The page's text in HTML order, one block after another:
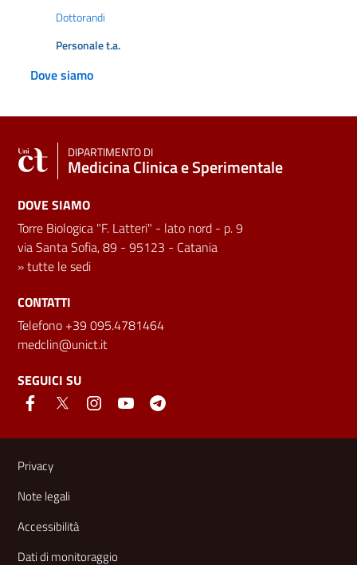
Dottorandi
Personale t.a.
Dove siamo
DIPARTIMENTO DI
Medicina Clinica e Sperimentale
DOVE SIAMO
Torre Biologica "F. Latteri" - lato nord - p. 9
via Santa Sofia, 89 - 95123 - Catania
»tutte le sedi
CONTATTI
Telefono +39 095.4781464
medclin@unict.it
SEGUICI SU
Link e informazioni utili
Privacy
Note legali
Accessibilità
Dati di monitoraggio